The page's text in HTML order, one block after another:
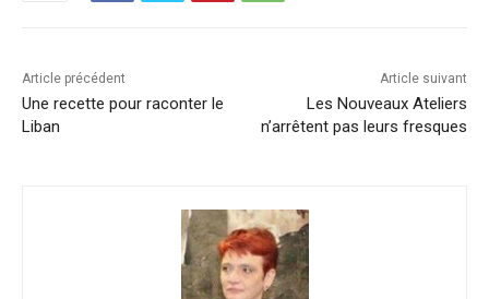
Article précédent
Une recette pour raconter le
Liban
Article suivant
Les Nouveaux Ateliers
n’arrêtent pas leurs fresques